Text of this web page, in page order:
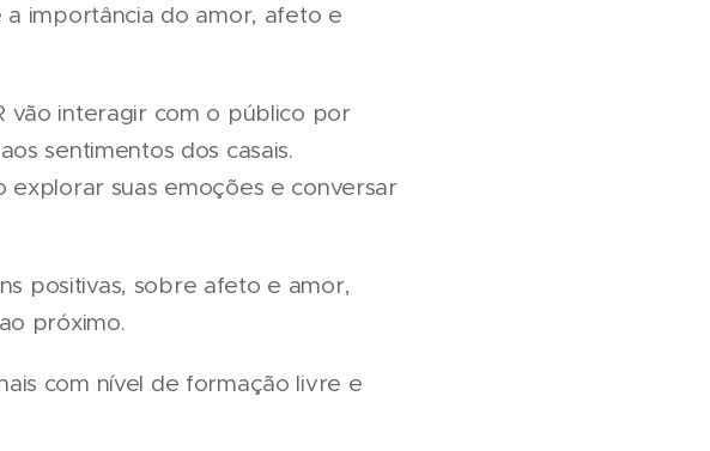
importância do amor, afeto e
vão interagir com o público por
sentimentos dos casais.
explorar suas emoções e conversar
positivas, sobre afeto e amor,
próximo.
com nível de formação livre e